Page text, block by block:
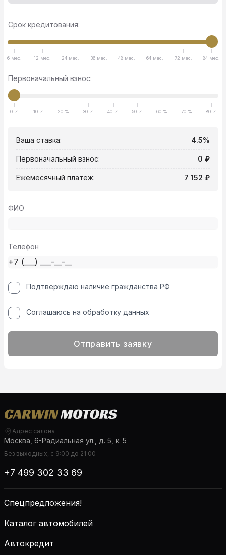
Срок кредитования:
6 мес. 12 мес. 24 мес. 36 мес. 48 мес. 64 мес. 72 мес. 84 мес.
Первоначальный взнос:
0 % 10 % 20 % 30 % 40 % 50 % 60 % 70 % 80 %
Ваша ставка: 4.5%
Первоначальный взнос: 0 ₽
Ежемесячный платеж: 7 152 ₽
ФИО
Телефон
Подтверждаю наличие гражданства РФ
Соглашаюсь на обработку данных
Отправить заявку
Адрес салона
Москва, 6-Радиальная ул., д. 5, к. 5
Без выходных, с 9:00 до 21:00
+7 499 302 33 69
Спецпредложения!
Каталог автомобилей
Автокредит